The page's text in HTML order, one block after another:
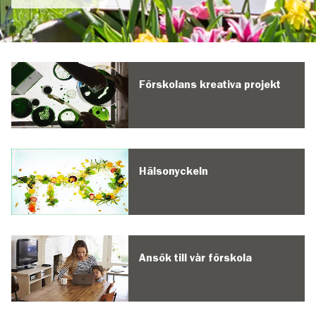
förskola
Förskolans kreativa projekt
Hälsonyckeln
Ansök till vår förskola